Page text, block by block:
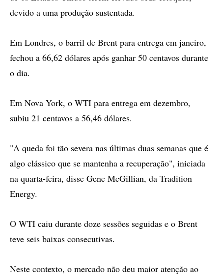
devido a uma produção sustentada.
Em Londres, o barril de Brent para entrega em janeiro,
fechou a 66,62 dólares após ganhar 50 centavos durante
o dia.
Em Nova York, o WTI para entrega em dezembro,
subiu 21 centavos a 56,46 dólares.
"A queda foi tão severa nas últimas duas semanas que é
algo clássico que se mantenha a recuperação", iniciada
na quarta-feira, disse Gene McGillian, da Tradition
Energy.
O WTI caiu durante doze sessões seguidas e o Brent
teve seis baixas consecutivas.
Neste contexto, o mercado não deu maior atenção ao